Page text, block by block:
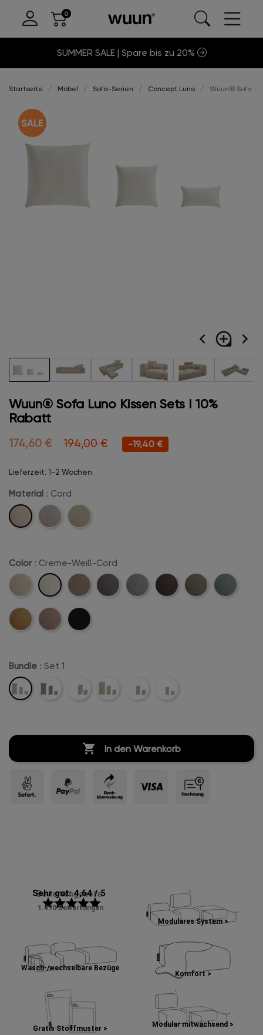
SUMMER SALE | Spare bis zu 20%
Startseite Möbel Sofa-Serien Concept Luno Wuun® Sofa
navigate_before loupe navigate_next
Wuun® Sofa Luno Kissen Sets I 10%
Rabatt
174,60 € 194,00 € -19,40 €
Lieferzeit: 1-2 Wochen
Material : Cord
Cord Velvet Boucle
Color : Creme-Weiß-Cord
Beige-
Creme-
Weiß-
Cord
Sand-
Anthrazit-Hellgrau-Dunkelbraun-
Khaki-
Mintgreen-
Mustard-Rosa-
Schwarz-
Bundle : Set 1
Set
1
Set
Set
Set
Set
Set
 In den Warenkorb
Bewertungsnote:
Sehr gut: 4,64 / 5
starstarstarstarstar
1.470 Bewertungen
Modulares System >
Wasch-/wechselbare Bezüge
Komfort >
Gratis Stoffmuster >
Modular mitwachsend >